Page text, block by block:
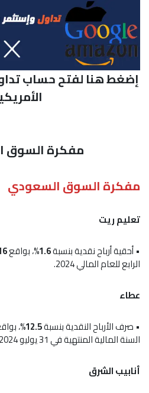
إضغط هنا لفتح حساب
مفكرة السوق
مفكرة السوق السعودي
تعليم ريت
• أحقية أرباح نقدية بنسبة1.6% ، بواقع0.16
الرابع للعام المالي 2024.
عطاء
• صرف الأرباح النقدية بنسبة12.5% ،
السنة المالية المنتهية في 31 يوليو 2024.
أنابيب الشرق